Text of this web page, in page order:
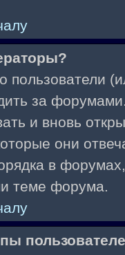
пользователи
за
и вновь
они
в
теме форума.